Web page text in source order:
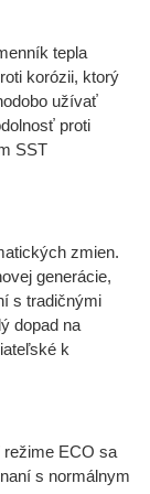
tepla
korózii, ktorý
užívať
proti
SST
zmien.
generácie,
s tradičnými
dopad na
k
režime ECO sa
s normálnym